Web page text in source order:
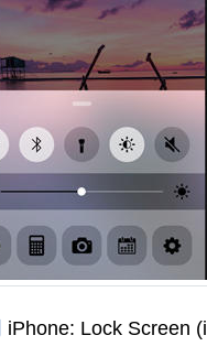
iPhone: Lock Screen